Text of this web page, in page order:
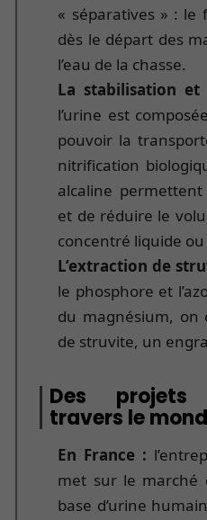
« séparatives » : le
dès le départ des
l’eau de la chasse.
La stabilisation
l’urine est
pouvoir la
nitrification
alcaline permettent
et de réduire le
concentré liquide
L’extraction de
le phosphore et
du magnésium, on
de struvite, un
Des
travers le
En France :
met sur le marché
base d’urine